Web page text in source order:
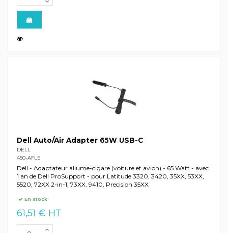
Dell Auto/Air Adapter 65W USB-C
DELL
450-AFLE
Dell - Adaptateur allume-cigare (voiture et avion) - 65 Watt - avec
1 an de Dell ProSupport - pour Latitude 3320, 3420, 35XX, 53XX,
5520, 72XX 2-in-1, 73XX, 9410, Precision 35XX
En stock
61,51 € HT